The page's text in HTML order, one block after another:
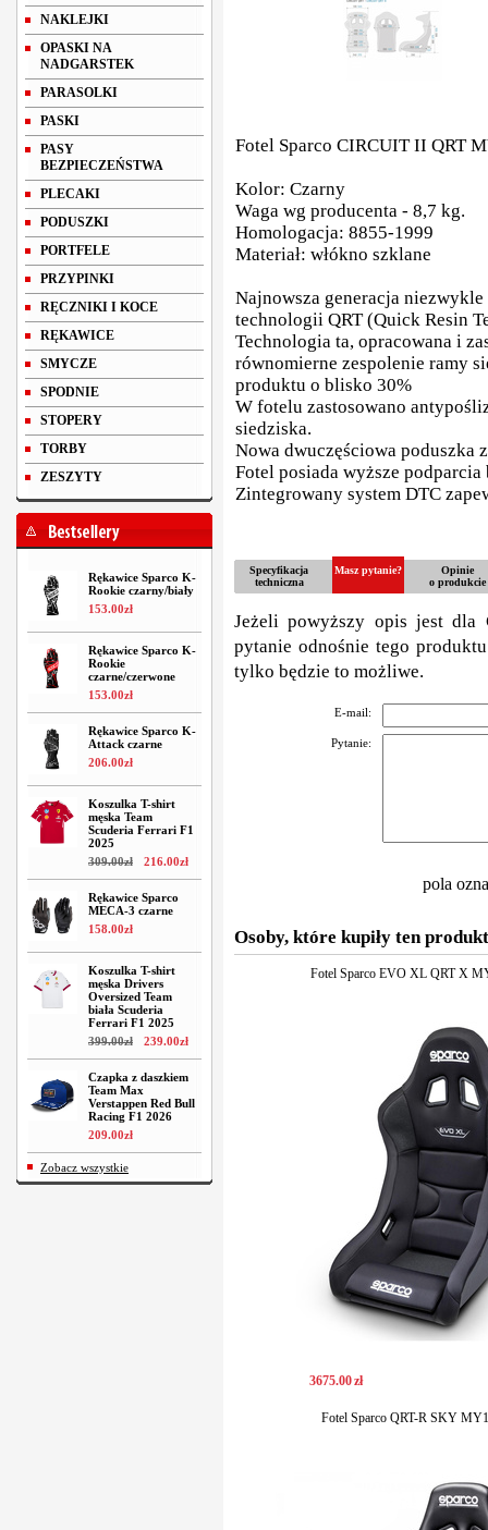
NAKLEJKI
OPASKI NA
NADGARSTEK
PARASOLKI
PASKI
PASY
BEZPIECZEŃSTWA
PLECAKI
PODUSZKI
PORTFELE
PRZYPINKI
RĘCZNIKI I KOCE
RĘKAWICE
SMYCZE
SPODNIE
STOPERY
TORBY
ZESZYTY
Rękawice Sparco K-
Rookie czarny/biały
153.00zł
Rękawice Sparco K-
Rookie
czarne/czerwone
153.00zł
Rękawice Sparco K-
Attack czarne
206.00zł
Koszulka T-shirt
męska Team
Scuderia Ferrari F1
2025
309.00zł 216.00zł
Rękawice Sparco
MECA-3 czarne
158.00zł
Koszulka T-shirt
męska Drivers
Oversized Team
biała Scuderia
Ferrari F1 2025
399.00zł 239.00zł
Czapka z daszkiem
Team Max
Verstappen Red Bull
Racing F1 2026
209.00zł
Zobacz wszystkie
Fotel Sparco CIRCUIT II QRT
Kolor: Czarny
Waga wg producenta - 8,7 kg.
Homologacja: 8855-1999
Materiał: włókno szklane
Najnowsza generacja
technologii QRT (Quick Resin
Technologia ta, opracowana i
równomierne zespolenie ramy
produktu o blisko 30%
W fotelu zastosowano
siedziska.
Nowa dwuczęściowa poduszka
Fotel posiada wyższe
Zintegrowany system DTC
Specyfikacja
techniczna
Masz pytanie?
Opinie
o produkcie
Jeżeli powyższy opis jest dla
pytanie odnośnie tego
tylko będzie to możliwe.
E-mail:
Pytanie:
pola
Osoby, które kupiły ten
Fotel Sparco EVO XL QRT X
3675.00zł
Fotel Sparco QRT-R SKY